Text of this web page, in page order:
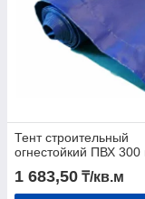
Тент строительный
огнестойкий ПВХ 300
1 683,50 ₸/кв.м